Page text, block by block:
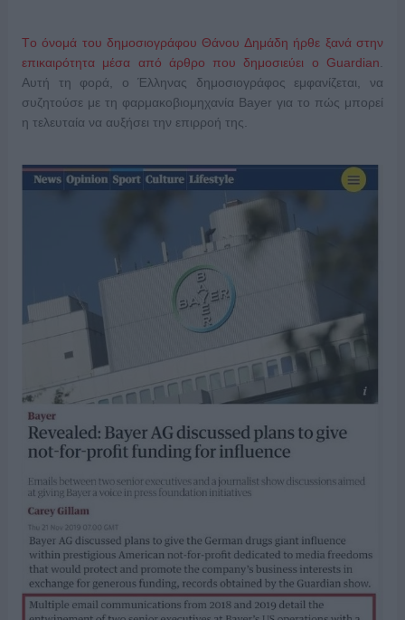
Tο όνομά του δημοσιογράφου Θάνου Δημάδη ήρθε ξανά στην
επικαιρότητα μέσα από άρθρο που δημοσιεύει ο Guardian
Αυτή τη φορά, ο Έλληνας δημοσιογράφος εμφανίζεται, να
συζητούσε με τη φαρμακοβιομηχανία Bayer για το πώς μπορεί
η τελευταία να αυξήσει την επιρροή της.